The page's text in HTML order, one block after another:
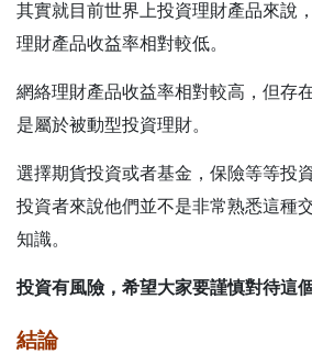
其實就目前世界上投資理財產品來說
理財產品收益率相對較低。
網絡理財產品收益率相對較高，但存
是屬於被動型投資理財。
選擇期貨投資或者基金，保險等等投
投資者來說他們並不是非常熟悉這種
知識。
投資有風險，希望大家要謹慎對待這個
結論